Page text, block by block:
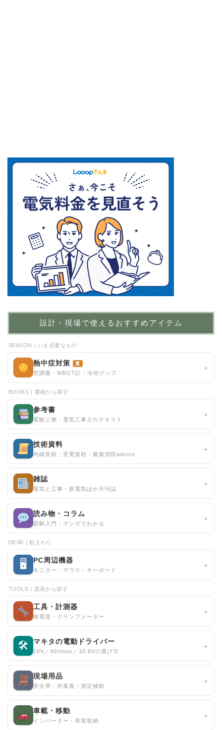
設計・現場で使えるおすすめアイテム
SEASON｜いま必要なもの
熱中症対策 夏
空調服・WBGT計・冷却グッズ
▸
BOOKS｜書籍から探す
参考書
電験三種・電気工事士のテキスト
▸
技術資料
内線規程・受電規程・建築消防advice
▸
雑誌
電気と工事・新電気ほか月刊誌
▸
読み物・コラム
図解入門・マンガでわかる
▸
DESK｜机まわり
🖥 PC周辺機器
モニター・マウス・キーボード
▸
TOOLS｜道具から探す
工具・計測器
検電器・クランプメーター
▸
🛠 マキタの電動ドライバー
18V／40Vmax／10.8Vの選び方
▸
現場用品
安全帯・作業着・測定補助
▸
車載・移動
インバーター・荷室収納
▸